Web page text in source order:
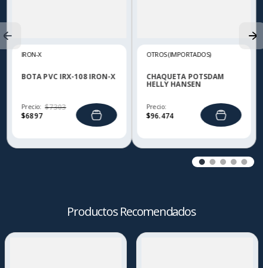
IRON-X
BOTA PVC IRX-108 IRON-X
Precio:
$6897
$7303
OTROS (IMPORTADOS)
CHAQUETA POTSDAM
HELLY HANSEN
Precio:
$96.474
Productos Recomendados